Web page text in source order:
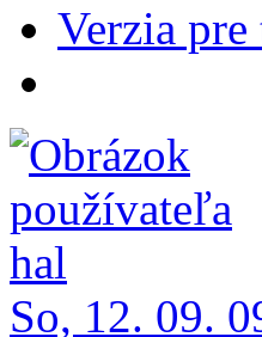
Verzia pre
So, 12. 09.